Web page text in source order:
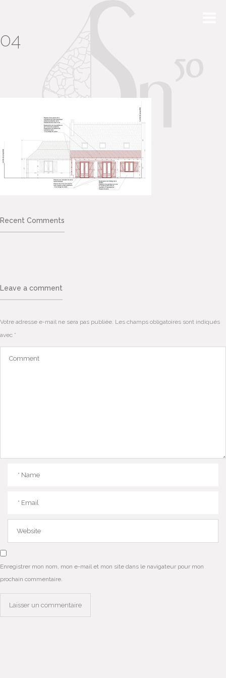
04
Recent Comments
Leave a comment
Votre adresse e-mail ne sera pas publiée. Les champs obligatoires sont indiqués
avec *
Enregistrer mon nom, mon e-mail et mon site dans le navigateur pour mon
prochain commentaire.